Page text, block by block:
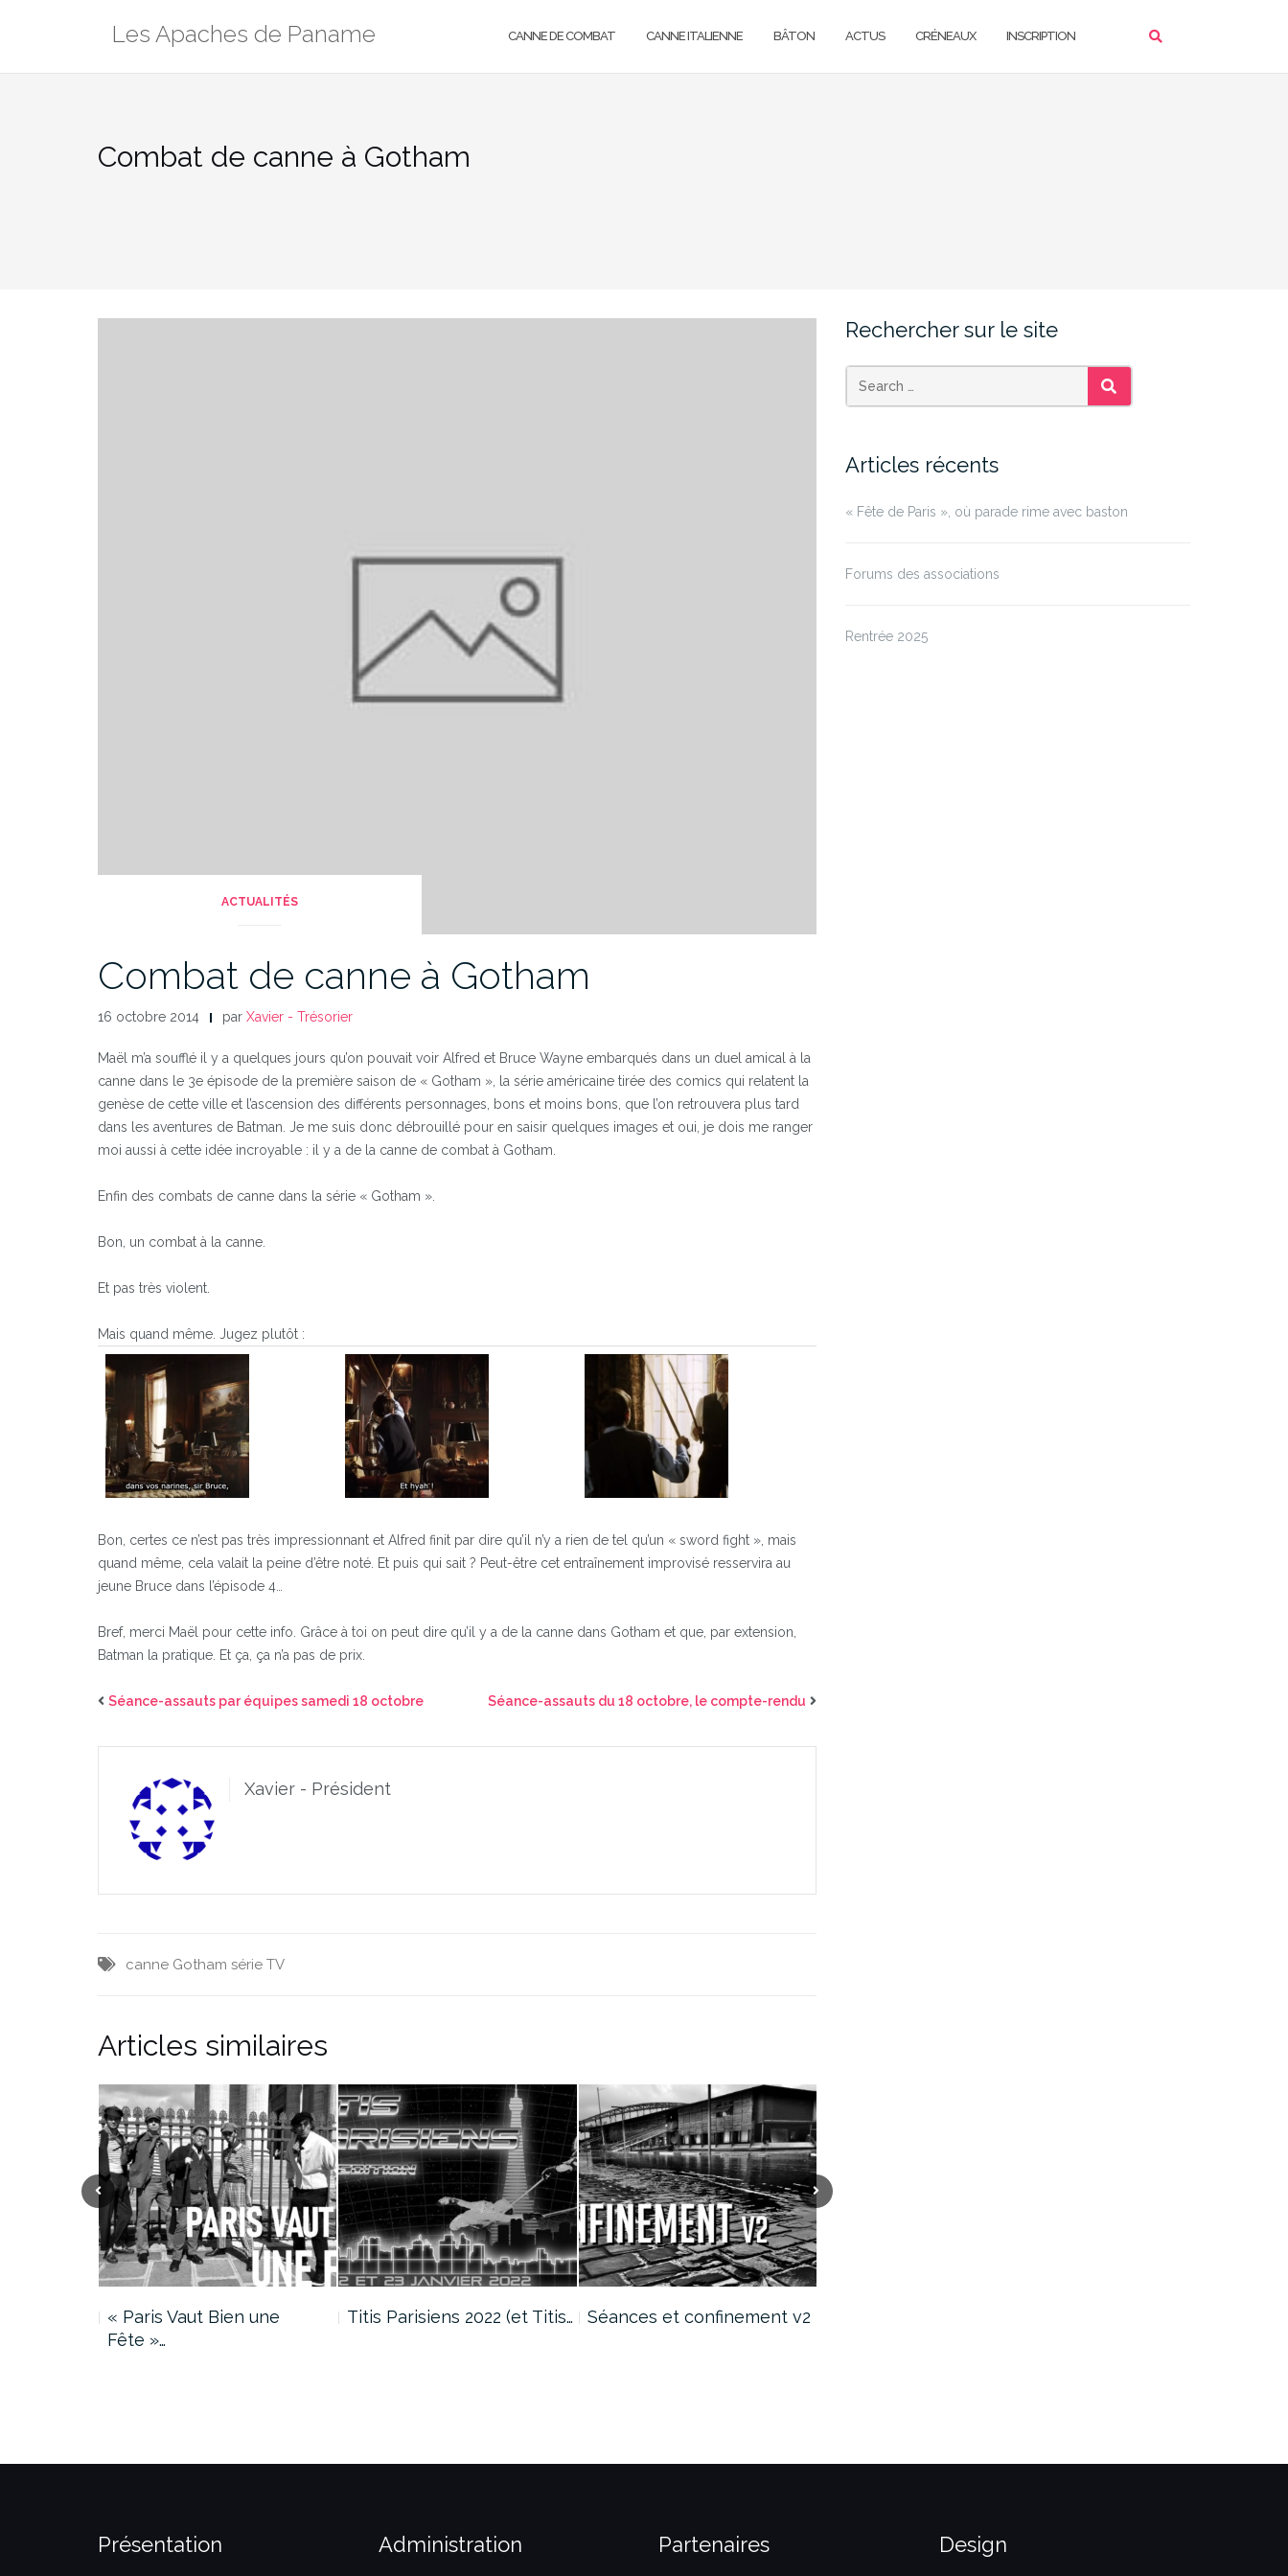
Les Apaches de Paname CANNE DE COMBAT CANNE ITALIENNE BÂTON ACTUS CRÉNEAUX INSCRIPTION
Combat de canne à Gotham
ACTUALITÉS
Combat de canne à Gotham
16 octobre 2014 par Xavier - Trésorier
Maël m’a soufflé il y a quelques jours qu’on pouvait voir Alfred et Bruce Wayne embarqués dans un duel amical à la
canne dans le 3e épisode de la première saison de « Gotham », la série américaine tirée des comics qui relatent la
genèse de cette ville et l’ascension des différents personnages, bons et moins bons, que l’on retrouvera plus tard
dans les aventures de Batman. Je me suis donc débrouillé pour en saisir quelques images et oui, je dois me ranger
moi aussi à cette idée incroyable : il y a de la canne de combat à Gotham.
Enfin des combats de canne dans la série « Gotham ».
Bon, un combat à la canne.
Et pas très violent.
Mais quand même. Jugez plutôt :
Bon, certes ce n’est pas très impressionnant et Alfred finit par dire qu’il n’y a rien de tel qu’un « sword fight », mais
quand même, cela valait la peine d’être noté. Et puis qui sait ? Peut-être cet entraînement improvisé resservira au
jeune Bruce dans l’épisode 4…
Bref, merci Maël pour cette info. Grâce à toi on peut dire qu’il y a de la canne dans Gotham et que, par extension,
Batman la pratique. Et ça, ça n’a pas de prix.
Séance-assauts par équipes samedi 18 octobre Séance-assauts du 18 octobre, le compte-rendu
Xavier - Président
canne Gotham série TV
Articles similaires
« Paris Vaut Bien une
Fête »…
Titis Parisiens 2022 (et Titis… Séances et confinement v2
Rechercher sur le site
SEARCH
Articles récents
« Fête de Paris », où parade rime avec baston
Forums des associations
Rentrée 2025
Présentation Administration Partenaires Design